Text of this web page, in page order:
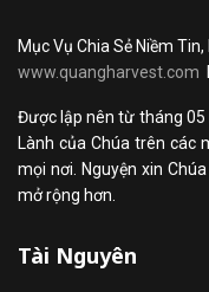
Mục Vụ Chia Sẻ Niềm
www.quangharvest.com
Được lập nên từ tháng 05
Lành của Chúa trên các
mọi nơi. Nguyện xin
mở rộng hơn.
Tài Nguyên